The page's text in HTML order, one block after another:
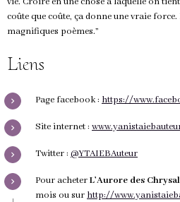
coûte que coûte, ça donne une vraie
magnifiques poèmes.”
Liens
Page facebook : https://
Site internet :
Twitter : @YTAIEBAuteur
Pour acheterL’Aurore des
mois ou sur http://